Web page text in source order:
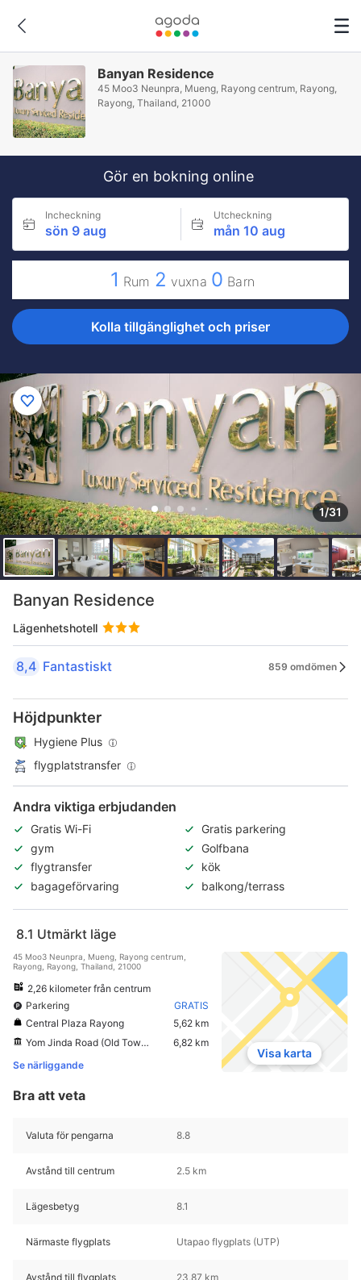
Banyan Residence
45 Moo3 Neunpra, Mueng, Rayong centrum, Rayong,
Rayong, Thailand, 21000
Gör en bokning online
Incheckning
sön 9 aug
Utcheckning
mån 10 aug
1 Rum 2 vuxna 0 Barn
Kolla tillgänglighet och priser
1/31
Banyan Residence
Lägenhetshotell
8,4 Fantastiskt 859 omdömen
Höjdpunkter
Hygiene Plus
flygplatstransfer
Andra viktiga erbjudanden
Gratis Wi-Fi
Gratis parkering
gym
Golfbana
flygtransfer
kök
bagageförvaring
balkong/terrass
8.1 Utmärkt läge
45 Moo3 Neunpra, Mueng, Rayong centrum,
Rayong, Rayong, Thailand, 21000
2,26 kilometer från centrum
Parkering
GRATIS
Central Plaza Rayong
5,62 km
Yom Jinda Road (Old Town Rayong)
6,82 km
Se närliggande
Visa karta
Bra att veta
Valuta för pengarna 8.8
Avstånd till centrum 2.5 km
Lägesbetyg 8.1
Närmaste flygplats Utapao flygplats (UTP)
Avstånd till flygplats 23,87 km